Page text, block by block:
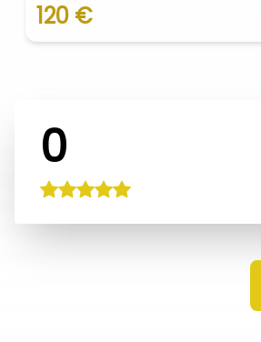
120 €
0